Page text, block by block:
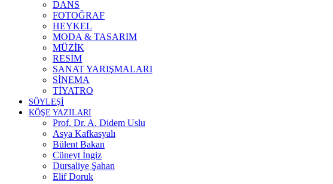
DANS
FOTOĞRAF
HEYKEL
MODA & TASARIM
MÜZİK
RESİM
SANAT YARIŞMALARI
SİNEMA
TİYATRO
SÖYLEŞİ
KÖŞE YAZILARI
Prof. Dr. A. Didem Uslu
Asya Kafkasyalı
Bülent Bakan
Cüneyt İngiz
Dursaliye Şahan
Elif Doruk